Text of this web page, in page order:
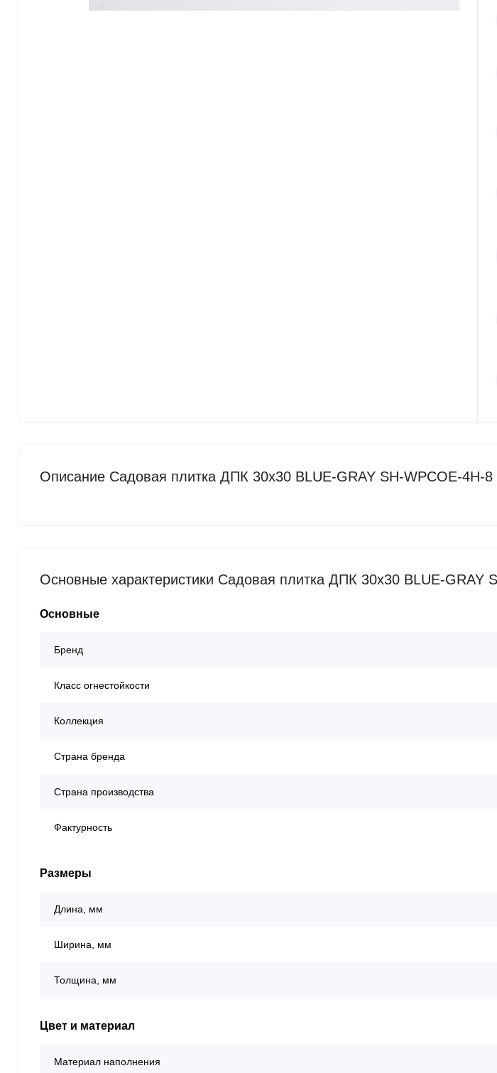
Описание Садовая плитка ДПК 30x30 BLUE-GRAY SH-WPCOE-4H-8
Основные характеристики Садовая плитка ДПК 30x30 BLUE-GRAY
Основные
Бренд
Класс огнестойкости
Коллекция
Страна бренда
Страна производства
Фактурность
Размеры
Длина, мм
Ширина, мм
Толщина, мм
Цвет и материал
Материал наполнения